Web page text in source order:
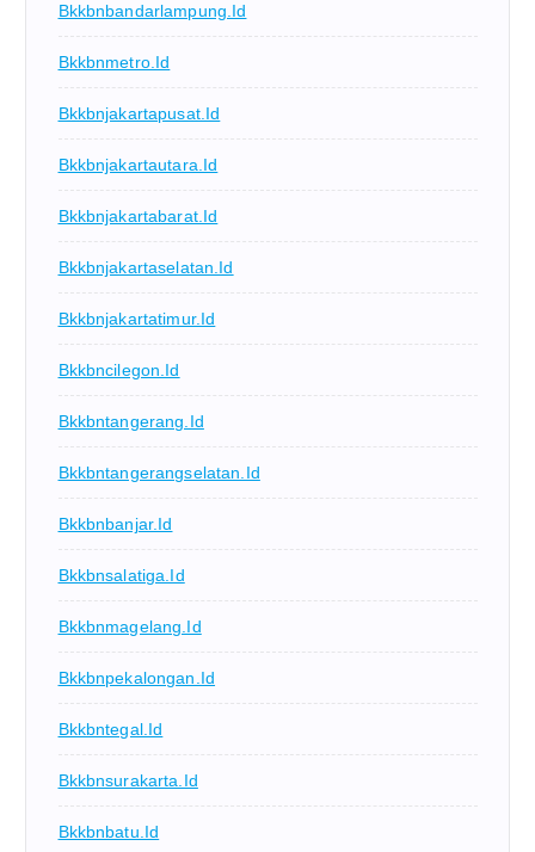
Bkkbnbandarlampung.id
Bkkbnmetro.id
Bkkbnjakartapusat.id
Bkkbnjakartautara.id
Bkkbnjakartabarat.id
Bkkbnjakartaselatan.id
Bkkbnjakartatimur.id
Bkkbncilegon.id
Bkkbntangerang.id
Bkkbntangerangselatan.id
Bkkbnbanjar.id
Bkkbnsalatiga.id
Bkkbnmagelang.id
Bkkbnpekalongan.id
Bkkbntegal.id
Bkkbnsurakarta.id
Bkkbnbatu.id